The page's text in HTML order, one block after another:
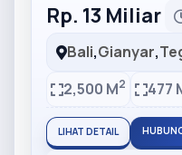
Rp. 13 Miliar
Bali,Gianyar,
2,500 M2 477
LIHAT DETAIL